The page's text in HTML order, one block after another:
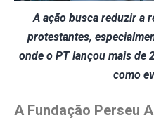
A ação busca reduzir a
protestantes,
onde o PT lançou mais de
como
A Fundação Perseu